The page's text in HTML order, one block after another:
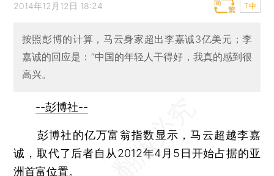
2014年12月12日 18:24 T中
按照彭博的计算，马云身家超出李嘉诚3亿美元；李
嘉诚的回应是：“中国的年轻人干得好，我真的感到很
高兴。
--彭博社--
彭博社的亿万富翁指数显示，马云超越李嘉
诚，取代了后者自从2012年4月5日开始占据的亚
洲首富位置。